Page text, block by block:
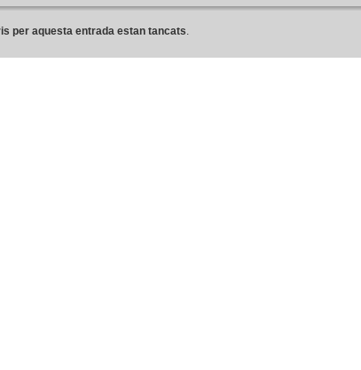
per aquesta entrada estan tancats.